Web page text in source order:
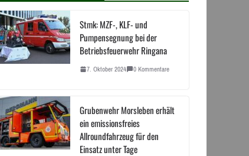
Stmk: MZF-, KLF- und
Pumpensegnung bei der
Betriebsfeuerwehr Ringana
7. Oktober 2024 0 Kommentare
Grubenwehr Morsleben erhält
ein emissionsfreies
Allroundfahrzeug für den
Einsatz unter Tage